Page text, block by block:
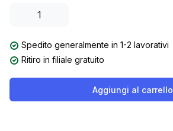
Spedito generalmente in 1-2 lavorativi
Ritiro in filiale gratuito
Aggiungi al carrello